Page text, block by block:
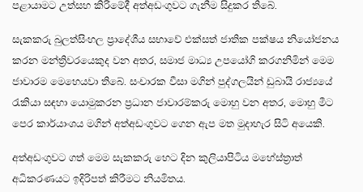
පළායාමට උත්සහ කිරිමේදී අත්අඩංගුවට ගැනීම සිදුකර තිබේ.
සැකකරු බුලත්සිංහල ප්‍රාදේශීය සභාවේ එක්සත් ජාතික පක්ෂය නියෝජනය
කරන මන්ත්‍රිවරයෙකුද වන අතර, සමාජ මාධ්‍ය උපයෝගි කරගනිමින් මෙම
ජාවාරම මෙහෙයවා තිබේ. සංචාරක වීසා මගින් පුද්ගලයින් ඩුබායි රාජ්‍යයේ
රැකියා සඳහා යොමුකරන ප්‍රධාන ජාවාරම්කරු මොහු වන අතර, මොහු මීට
පෙර කාර්යාංශය මගින් අත්අඩංගුවට ගෙන ඇප මත මුදාහැර සිටි අයෙකි.
අත්අඩංගුවට ගත් මෙම සැකකරු හෙට දින කුලියාපිටිය මහේස්ත්‍රාත්
අධිකරණයට ඉදිරිපත් කිරීමට නියමිතය.